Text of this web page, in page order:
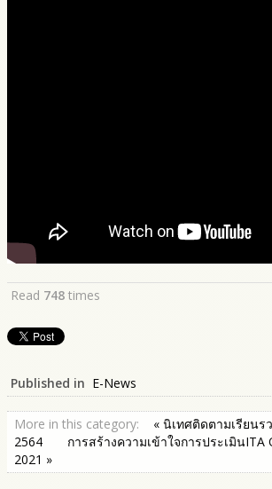
Read 748 times
Published in E-News
More in this category:
« นิเทศติดตามเรียน
2564
การสร้างความเข้าใจการประเมินITA
2021 »